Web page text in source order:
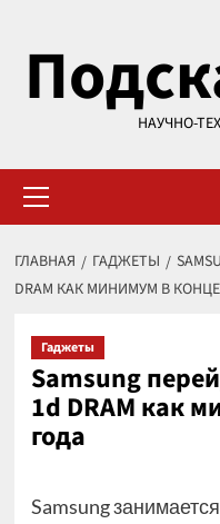
содержимому
НАУЧНО-
меню
ГЛАВНАЯ ГАДЖЕТЫ
DRAM КАК МИНИМУМ В
Гаджеты
Samsung
1d DRAM как
года
Samsung